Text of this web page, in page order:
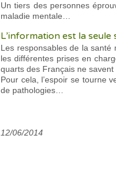
Un tiers des personnes
maladie mentale…
L’information est la seule
Les responsables de la
les différentes prises en
quarts des Français ne
Pour cela, l’espoir se tourne
de pathologies…
12/06/2014